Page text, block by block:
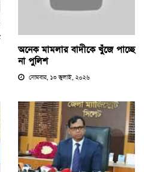
অনেক মামলার বাদীকে খুঁজে পাচ্ছে
না পুলিশ
সোমবার, ১৩ জুলাই, ২০২৬